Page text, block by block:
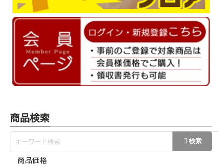
商品検索
商品価格